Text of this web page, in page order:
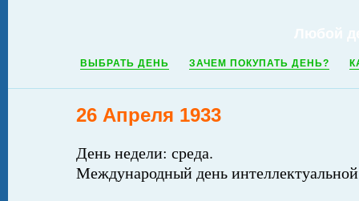
ВЫБРАТЬ ДЕНЬ ЗАЧЕМ ПОКУПАТЬ ДЕНЬ?
26 Апреля 1933
День недели: среда.
Международный день